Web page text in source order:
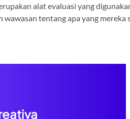
alat evaluasi yang
wawasan tentang apa yang